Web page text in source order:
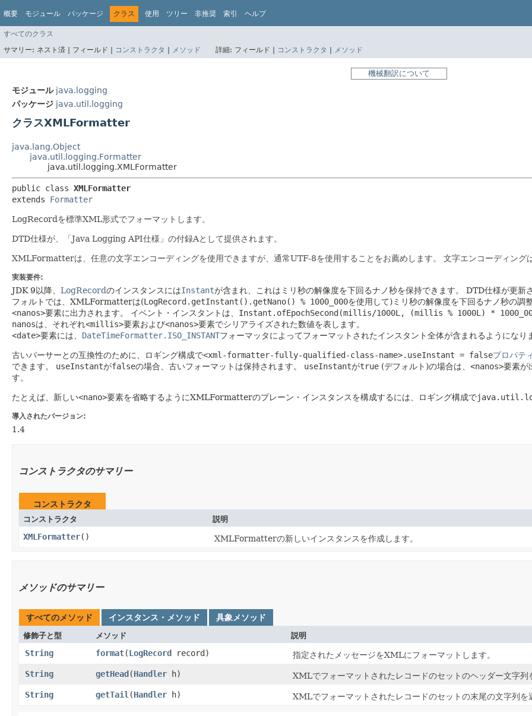
概要 モジュール パッケージ クラス 使用 ツリー 非推奨 索引 ヘルプ
すべてのクラス
サマリー: ネスト済 | フィールド | コンストラクタ | メソッド 詳細: フィールド | コンストラクタ | メソッド
機械翻訳について
モジュール java.logging
パッケージ java.util.logging
クラスXMLFormatter
java.lang.Object
java.util.logging.Formatter
java.util.logging.XMLFormatter
public class XMLFormatter
extends Formatter
LogRecordを標準XML形式でフォーマットします。
DTD仕様が、「Java Logging API仕様」の付録Aとして提供されます。
XMLFormatterは、任意の文字エンコーディングを使用できますが、通常UTF-8を使用することをお薦めします。 文字エンコーディン
実装要件:
JDK 9以降、 LogRecordのインスタンスにはInstantが含まれ、これはミリ秒の解像度を下回るナノ秒を保持できます。
DTD仕様が更新
フォルトでは、XMLFormatterは(LogRecord.getInstant().getNano() % 1000_000を使用して)ミリ秒の解像度を下回るナノ秒の調
<nanos>要素に出力されます。 イベント・インスタントは、 Instant.ofEpochSecond(millis/1000L, (millis % 1000L) *
nanosは、それぞれ<millis>要素および<nanos>要素でシリアライズされた数値を表します。
<date>要素には、 DateTimeFormatter.ISO_INSTANTフォーマッタによってフォーマットされたインスタント全体が含まれるようになり
古いパーサーとの互換性のために、ロギング構成で<xml-formatter-fully-qualified-class-name>.useInstant = falseプロパテ
できます。
useInstantがfalseの場合、古いフォーマットは保持されます。 useInstantがtrue (デフォルト)の場合は、 <nanos>要素が
す。
たとえば、新しい<nano>要素を省略するようにXMLFormatterのプレーン・インスタンスを構成するには、ロギング構成で
導入されたバージョン:
1.4
コンストラクタのサマリー
コンストラクタ
コンストラクタ 説明
XMLFormatter() XMLFormatterの新しいインスタンスを作成します。
メソッドのサマリー
すべてのメソッド インスタンス・メソッド 具象メソッド
修飾子と型 メソッド 説明
String format​(LogRecord record)
指定されたメッセージをXMLにフォーマットします。
String
getHead​(Handler h)
XMLでフォーマットされたレコードのセットのヘッダー文字列
String
getTail ​(Handler h) XMLでフォーマットされたレコードのセットの末尾の文字列を